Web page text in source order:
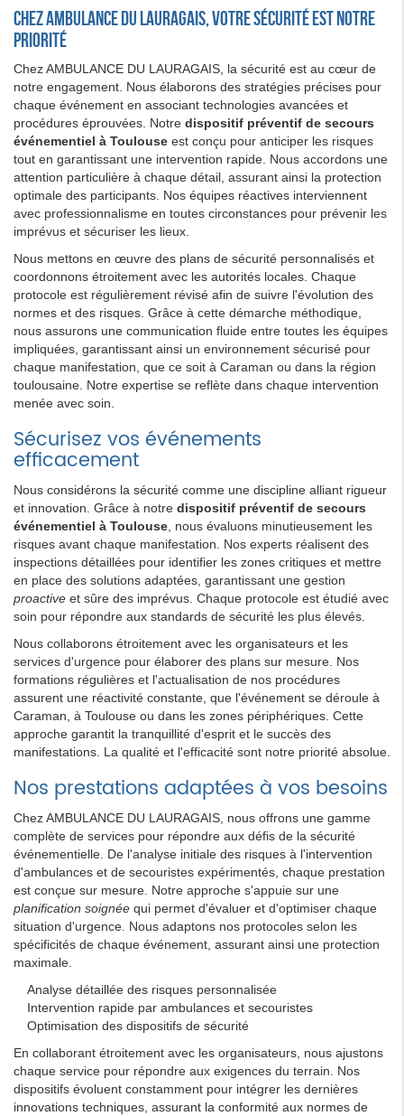
Chez AMBULANCE DU LAURAGAIS, votre sécurité est notre
priorité
Chez AMBULANCE DU LAURAGAIS, la sécurité est au cœur de
notre engagement. Nous élaborons des stratégies précises pour
chaque événement en associant technologies avancées et
procédures éprouvées. Notre dispositif préventif de secours
événementiel à Toulouse est conçu pour anticiper les risques
tout en garantissant une intervention rapide. Nous accordons une
attention particulière à chaque détail, assurant ainsi la protection
optimale des participants. Nos équipes réactives interviennent
avec professionnalisme en toutes circonstances pour prévenir les
imprévus et sécuriser les lieux.
Nous mettons en œuvre des plans de sécurité personnalisés et
coordonnons étroitement avec les autorités locales. Chaque
protocole est régulièrement révisé afin de suivre l'évolution des
normes et des risques. Grâce à cette démarche méthodique,
nous assurons une communication fluide entre toutes les équipes
impliquées, garantissant ainsi un environnement sécurisé pour
chaque manifestation, que ce soit à Caraman ou dans la région
toulousaine. Notre expertise se reflète dans chaque intervention
menée avec soin.
Sécurisez vos événements
efficacement
Nous considérons la sécurité comme une discipline alliant rigueur
et innovation. Grâce à notre dispositif préventif de secours
événementiel à Toulouse , nous évaluons minutieusement les
risques avant chaque manifestation. Nos experts réalisent des
inspections détaillées pour identifier les zones critiques et mettre
en place des solutions adaptées, garantissant une gestion
proactive et sûre des imprévus. Chaque protocole est étudié avec
soin pour répondre aux standards de sécurité les plus élevés.
Nous collaborons étroitement avec les organisateurs et les
services d'urgence pour élaborer des plans sur mesure. Nos
formations régulières et l'actualisation de nos procédures
assurent une réactivité constante, que l'événement se déroule à
Caraman, à Toulouse ou dans les zones périphériques. Cette
approche garantit la tranquillité d'esprit et le succès des
manifestations. La qualité et l'efficacité sont notre priorité absolue.
Nos prestations adaptées à vos besoins
Chez AMBULANCE DU LAURAGAIS, nous offrons une gamme
complète de services pour répondre aux défis de la sécurité
événementielle. De l'analyse initiale des risques à l'intervention
d'ambulances et de secouristes expérimentés, chaque prestation
est conçue sur mesure. Notre approche s'appuie sur une
planification soignée qui permet d'évaluer et d'optimiser chaque
situation d'urgence. Nous adaptons nos protocoles selon les
spécificités de chaque événement, assurant ainsi une protection
maximale.
Analyse détaillée des risques personnalisée
Intervention rapide par ambulances et secouristes
Optimisation des dispositifs de sécurité
En collaborant étroitement avec les organisateurs, nous ajustons
chaque service pour répondre aux exigences du terrain. Nos
dispositifs évoluent constamment pour intégrer les dernières
innovations techniques, assurant la conformité aux normes de